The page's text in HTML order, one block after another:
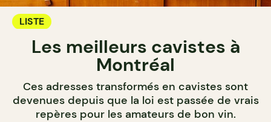
LISTE
Les meilleurs cavistes à
Montréal
Ces adresses transformés en cavistes sont
devenues depuis que la loi est passée de vrais
repères pour les amateurs de bon vin.